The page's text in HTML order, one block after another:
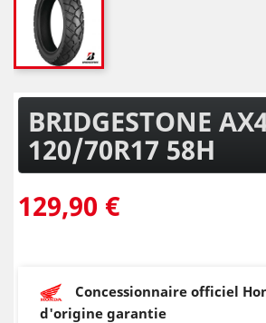
BRIDGESTONE
120/70R17 58H
129,90 €
Concessionnaire officiel
d'origine garantie